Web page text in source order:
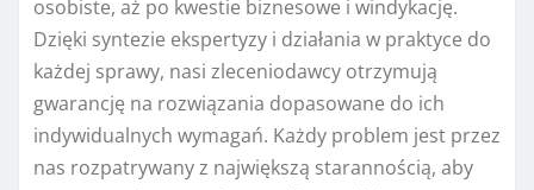
osobiste, aż po kwestie biznesowe i windykację.
Dzięki syntezie ekspertyzy i działania w praktyce do
każdej sprawy, nasi zleceniodawcy otrzymują
gwarancję na rozwiązania dopasowane do ich
indywidualnych wymagań. Każdy problem jest przez
nas rozpatrywany z największą starannością, aby